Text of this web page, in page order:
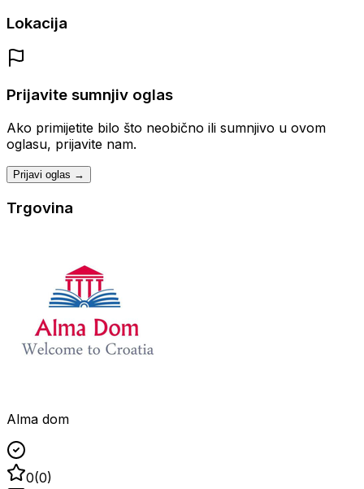
Lokacija
Prijavite sumnjiv oglas
Ako primijetite bilo što neobično ili sumnjivo u ovom
oglasu, prijavite nam.
Prijavi oglas →
Trgovina
Alma dom
0(0)